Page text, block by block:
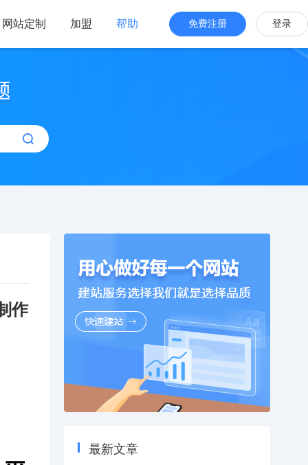
免费注册 登录
牌出海
新交互体验
网站定制 加盟 帮助
制作模板建站】
作
最新文章